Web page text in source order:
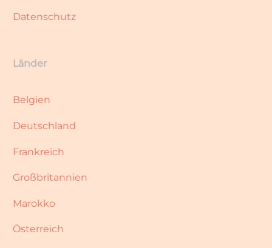
Datenschutz
Länder
Belgien
Deutschland
Frankreich
Großbritannien
Marokko
Österreich